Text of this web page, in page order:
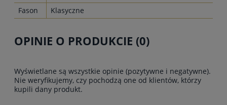
Fason
Klasyczne
OPINIE O PRODUKCIE (0)
Wyświetlane są wszystkie opinie (pozytywne i negatywne).
Nie weryfikujemy, czy pochodzą one od klientów, którzy
kupili dany produkt.